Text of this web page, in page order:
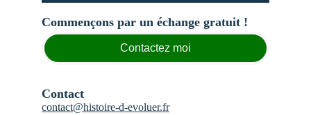
Contact
contact@histoire-d-evoluer.fr
Contactez moi
Commençons par un échange gratuit !